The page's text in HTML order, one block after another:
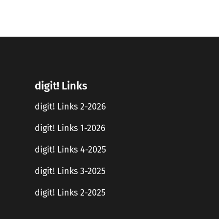
digit! Links
digit! Links 2-2026
digit! Links 1-2026
digit! Links 4-2025
digit! Links 3-2025
digit! Links 2-2025